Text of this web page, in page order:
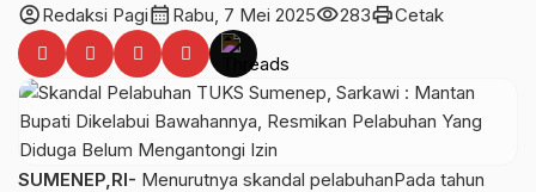
account_circleRedaksi Pagicalendar_month Rabu, 7 Mei 2025visibility283printCetak
SUMENEP,RI- Menurutnya skandal pelabuhanPada tahun